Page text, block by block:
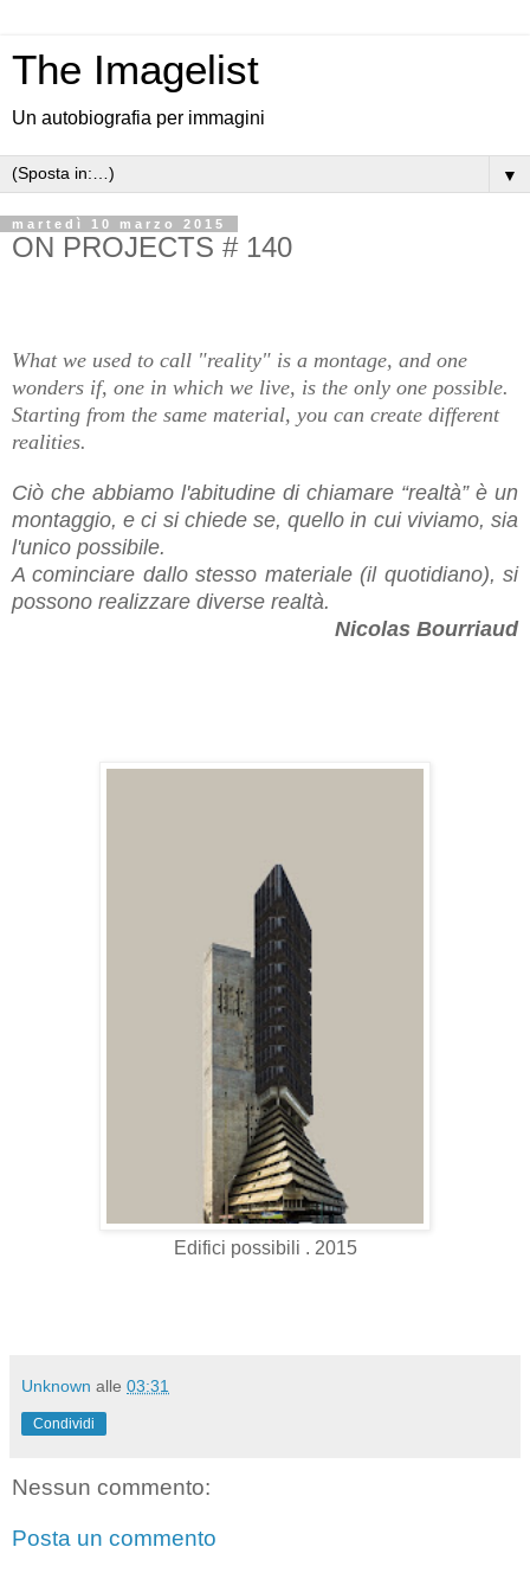
The Imagelist
Un autobiografia per immagini
▼
martedì 10 marzo 2015
ON PROJECTS # 140
What we used to call "reality" is a montage, and one
wonders if, one in which we live, is the only one possible.
Starting from the same material, you can create different
realities.
Ciò che abbiamo l'abitudine di chiamare “realtà” è un
montaggio, e ci si chiede se, quello in cui viviamo, sia
l'unico possibile.
A cominciare dallo stesso materiale (il quotidiano), si
possono realizzare diverse realtà.
Nicolas Bourriaud
Edifici possibili . 2015
Unknown alle 03:31
Condividi
Nessun commento:
Posta un commento